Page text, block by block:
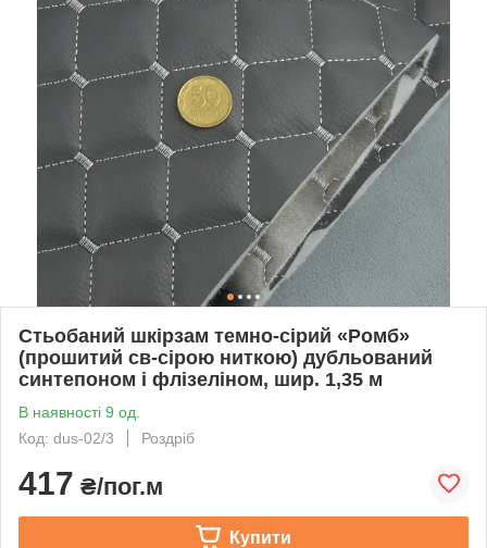
Стьобаний шкірзам темно-сірий «Ромб»
(прошитий св-сірою ниткою) дубльований
синтепоном і флізеліном, шир. 1,35 м
В наявності 9 од.
Код: dus-02/3
Роздріб
417 ₴/пог.м
Купити